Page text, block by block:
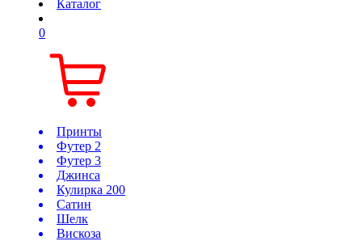
Каталог
0
Принты
Футер 2
Футер 3
Джинса
Кулирка 200
Сатин
Шелк
Вискоза